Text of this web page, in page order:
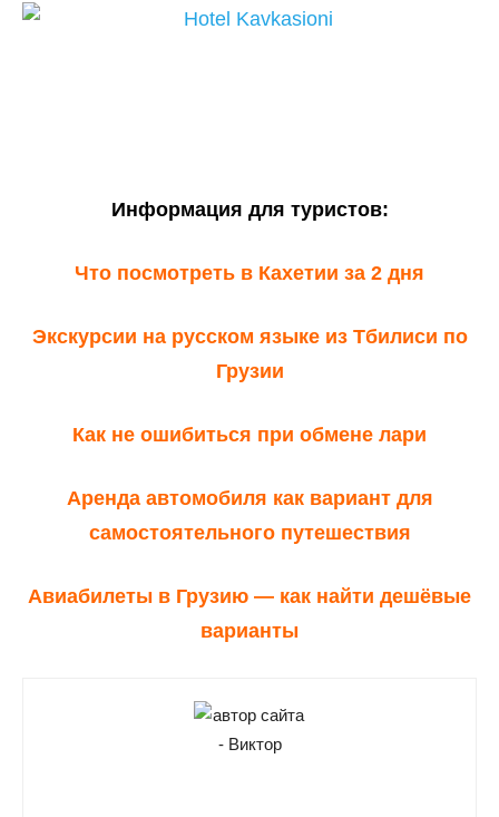
Информация для туристов:
Что посмотреть в Кахетии за 2 дня
Экскурсии на русском языке из Тбилиси по
Грузии
Как не ошибиться при обмене лари
Аренда автомобиля как вариант для
самостоятельного путешествия
Авиабилеты в Грузию — как найти дешёвые
варианты